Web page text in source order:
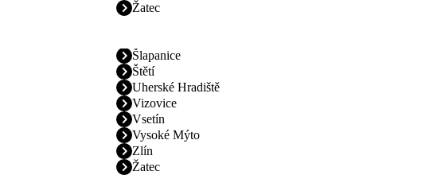
Žatec
Šlapanice
Štětí
Uherské Hradiště
Vizovice
Vsetín
Vysoké Mýto
Zlín
Žatec